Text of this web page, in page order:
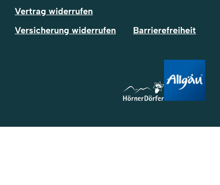
Vertrag widerrufen
Versicherung widerrufen
Barrierefreiheit